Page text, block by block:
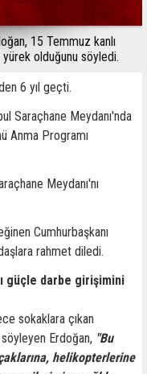
15 Temmuz kanlı
olduğunu söyledi.
6 yıl geçti.
Saraçhane Meydanı'nda
Anma Programı
Meydanı'nı
Cumhurbaşkanı
rahmet diledi.
güçle darbe girişimini
sokaklara çıkan
Erdoğan, "Bu
helikopterlerine